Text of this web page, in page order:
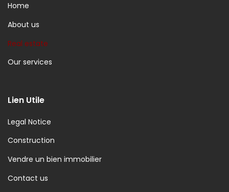
Home
About us
Real estate
Our services
Lien Utile
Legal Notice
Construction
Vendre un bien immobilier
Contact us